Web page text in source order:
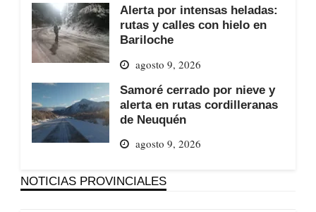
Alerta por intensas heladas:
rutas y calles con hielo en
Bariloche
agosto 9, 2026
Samoré cerrado por nieve y
alerta en rutas cordilleranas
de Neuquén
agosto 9, 2026
NOTICIAS PROVINCIALES